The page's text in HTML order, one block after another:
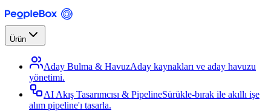
Ürün
Aday Bulma & HavuzAday kaynakları ve aday havuzu
yönetimi.
AI Akış Tasarımcısı & PipelineSürükle-bırak ile akıllı işe
alım pipeline'ı tasarla.